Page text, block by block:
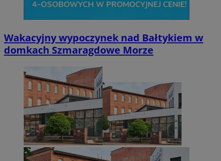
Wakacyjny wypoczynek nad Bałtykiem w
domkach Szmaragdowe Morze